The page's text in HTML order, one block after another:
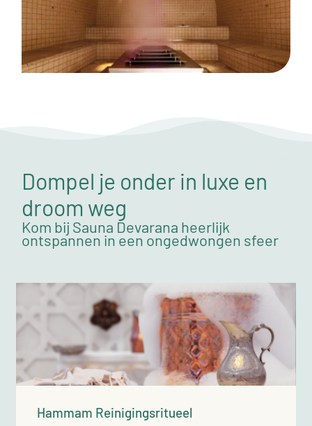
Dompel je onder in luxe en
droom weg
Kom bij Sauna Devarana heerlijk
ontspannen in een ongedwongen sfeer
Hammam Reinigingsritueel